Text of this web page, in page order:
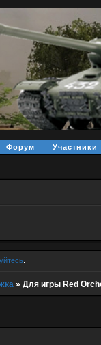
Форум Участники
.
» Для игры Red